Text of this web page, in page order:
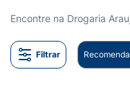
Filtrar